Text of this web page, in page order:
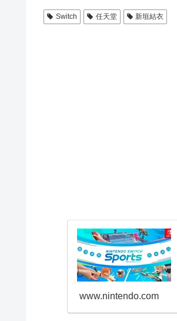
Switch 任天堂 新垣結衣
www.nintendo.com